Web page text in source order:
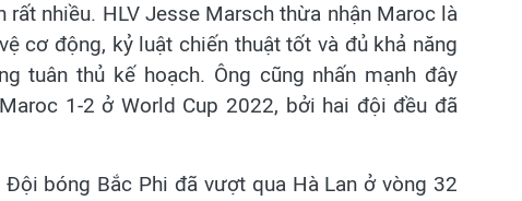
nhiều. HLV Jesse Marsch thừa nhận Maroc là
cơ động, kỷ luật chiến thuật tốt và đủ khả năng
tuân thủ kế hoạch. Ông cũng nhấn mạnh đây
1-2 ở World Cup 2022, bởi hai đội đều đã
bóng Bắc Phi đã vượt qua Hà Lan ở vòng 32